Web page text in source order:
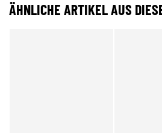
ÄHNLICHE ARTIKEL AUS